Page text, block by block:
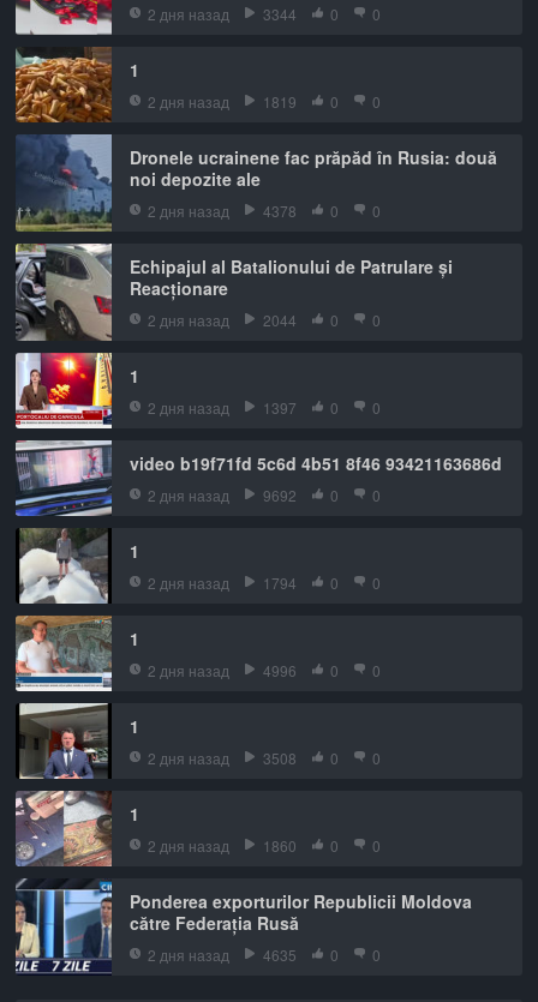
2 дня назад 3344 0 0
1
2 дня назад 1819 0 0
Dronele ucrainene fac prăpăd în Rusia: două
noi depozite ale
2 дня назад 4378 0 0
Echipajul al Batalionului de Patrulare și
Reacționare
2 дня назад 2044 0 0
1
2 дня назад 1397 0 0
video b19f71fd 5c6d 4b51 8f46 93421163686d
2 дня назад 9692 0 0
1
2 дня назад 1794 0 0
1
2 дня назад 4996 0 0
1
2 дня назад 3508 0 0
1
2 дня назад 1860 0 0
Ponderea exporturilor Republicii Moldova
către Federația Rusă
2 дня назад 4635 0 0